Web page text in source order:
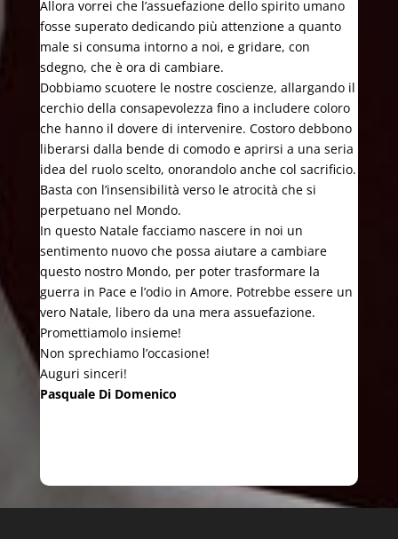
Allora vorrei che l’assuefazione dello spirito umano
fosse superato dedicando più attenzione a quanto
male si consuma intorno a noi, e gridare, con
sdegno, che è ora di cambiare.
Dobbiamo scuotere le nostre coscienze, allargando il
cerchio della consapevolezza fino a includere coloro
che hanno il dovere di intervenire. Costoro debbono
liberarsi dalla bende di comodo e aprirsi a una seria
idea del ruolo scelto, onorandolo anche col sacrificio.
Basta con l’insensibilità verso le atrocità che si
perpetuano nel Mondo.
In questo Natale facciamo nascere in noi un
sentimento nuovo che possa aiutare a cambiare
questo nostro Mondo, per poter trasformare la
guerra in Pace e l’odio in Amore. Potrebbe essere un
vero Natale, libero da una mera assuefazione.
Promettiamolo insieme!
Non sprechiamo l’occasione!
Auguri sinceri!
Pasquale Di Domenico